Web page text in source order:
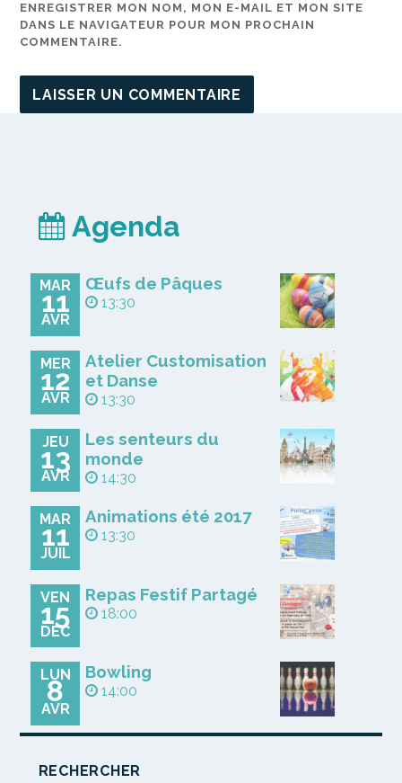
ENREGISTRER MON NOM, MON E-MAIL ET MON SITE
DANS LE NAVIGATEUR POUR MON PROCHAIN
COMMENTAIRE.
Agenda
MAR
11
AVR
Œufs de Pâques
13:30
MER
12
AVR
Atelier Customisation
et Danse
13:30
JEU
13
AVR
Les senteurs du
monde
14:30
MAR
11
JUIL
Animations été 2017
13:30
VEN
15
DÉC
Repas Festif Partagé
18:00
LUN
8
AVR
Bowling
14:00
RECHERCHER